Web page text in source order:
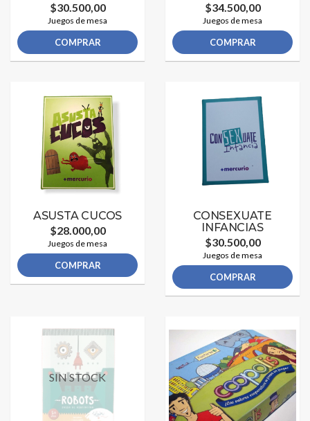
$30.500,00
Juegos de mesa
COMPRAR
$34.500,00
Juegos de mesa
COMPRAR
ASUSTA CUCOS
$28.000,00
Juegos de mesa
COMPRAR
CONSEXUATE
INFANCIAS
$30.500,00
Juegos de mesa
COMPRAR
SIN STOCK